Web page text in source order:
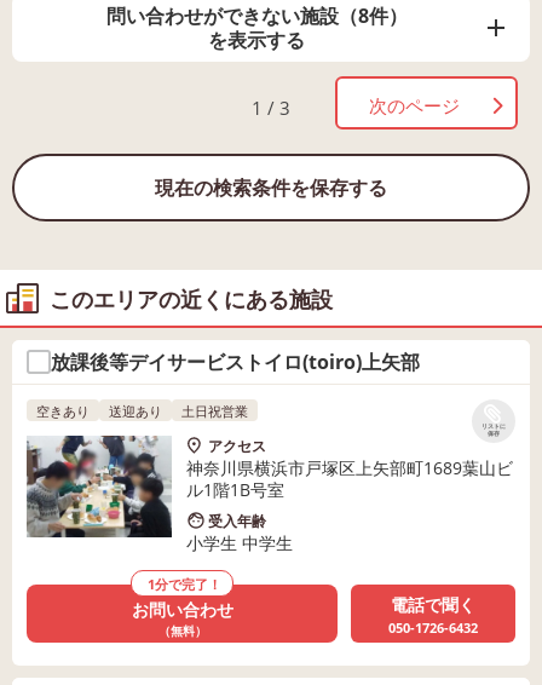
問い合わせができない施設（8件）
を表示する
1 / 3 次のページ
現在の検索条件を保存する
このエリアの近くにある施設
放課後等デイサービストイロ(toiro)上矢部
リストに
保存
空きあり 送迎あり 土日祝営業
アクセス
神奈川県横浜市戸塚区上矢部町1689葉山ビ
ル1階1B号室
受入年齢
小学生 中学生
1分で完了！
お問い合わせ
（無料）
電話で聞く
050-1726-6432